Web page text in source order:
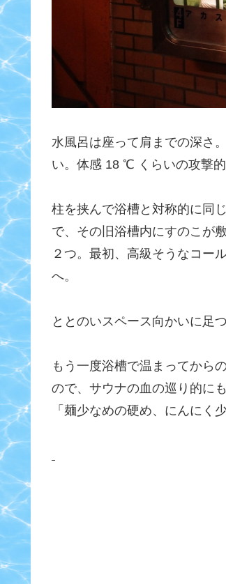
水風呂は座って肩までの深さ
い。体感 18 ℃ くらいの攻撃的
柱を挟んで浴槽と対称的に同
で、その旧浴槽内にすのこが
２つ。最初、高級そうなコー
へ。
ととのいスペース向かいに足
もう一度浴槽で温まってから
ので、サウナの血の巡り的に
「麺少なめの硬め、にんにく